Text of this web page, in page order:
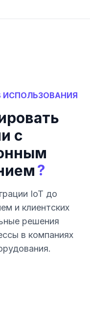
ИСПОЛЬЗОВАНИЯ
с
?
IoT до
и клиентских
решения
в компаниях